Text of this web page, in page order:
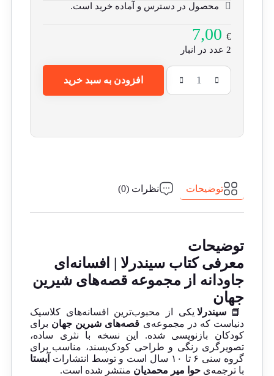
محصول در دسترس و آماده خرید است.
7,00€
2 عدد در انبار
افزودن به سبد خرید
توضیحات نظرات (0)
توضیحات
معرفی کتاب سیندرلا | افسانه‌ای
جاودانه از مجموعه قصه‌های شیرین
جهان
📘سیندرلا یکی از محبوب‌ترین افسانه‌های کلاسیک
دنیاست که در مجموعه‌ی قصه‌های شیرین جهان برای
کودکان بازنویسی شده. این نسخه با نثری ساده،
تصویرگری رنگی و طراحی کودک‌پسند، مناسب برای
گروه سنی ۶ تا ۱۰ سال است و توسط انتشارات
آبستا
با ترجمه‌ی حوا میر محمدیان منتشر شده است.